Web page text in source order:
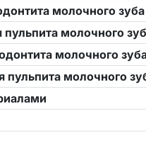
молочного
молочного
молочного
пульпита молочного